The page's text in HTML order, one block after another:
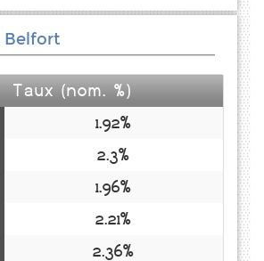
Belfort
Taux (nom. %)
1.92%
2.3%
1.96%
2.21%
2.36%